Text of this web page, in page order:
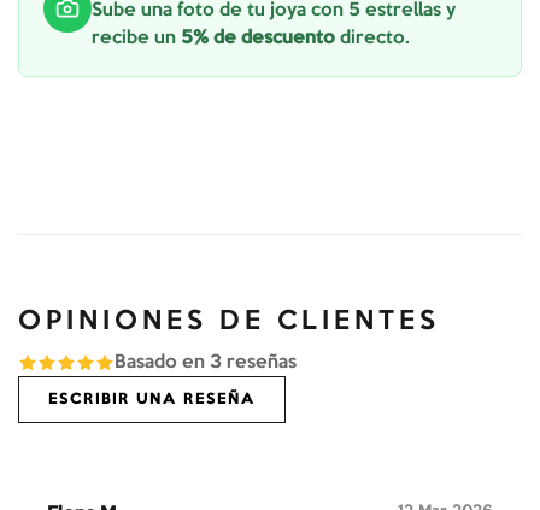
Sube una foto de tu joya con 5 estrellas y
recibe un 5% de descuento directo.
OPINIONES DE CLIENTES
Basado en 3 reseñas
ESCRIBIR UNA RESEÑA